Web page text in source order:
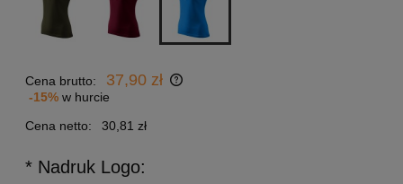
Cena brutto: 37,90 zł
-15% w hurcie
Cena netto:
30,81 zł
* Nadruk Logo: